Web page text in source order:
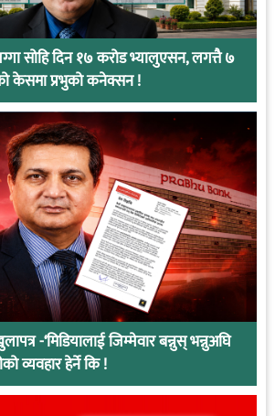
सोहि दिन १७ करोड भ्यालुएसन, लगत्तै ७
केसमा प्रभुको कनेक्सन !
-‘मिडियालाई जिम्मेवार बन्नुस् भन्नुअघि
व्यवहार हेर्ने कि !